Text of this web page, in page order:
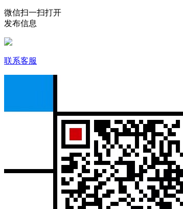
微信扫一扫打开
发布信息
联系客服